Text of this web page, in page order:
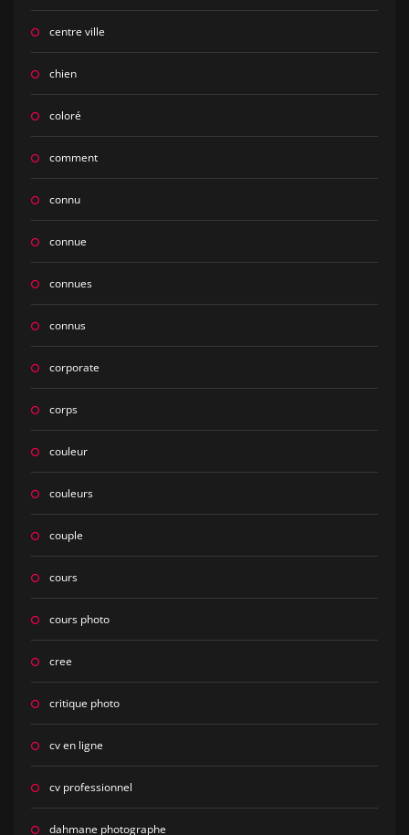
centre ville
chien
coloré
comment
connu
connue
connues
connus
corporate
corps
couleur
couleurs
couple
cours
cours photo
cree
critique photo
cv en ligne
cv professionnel
dahmane photographe